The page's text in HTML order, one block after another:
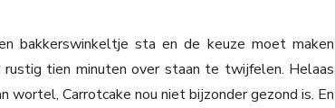
bakkerswinkeltje sta en de keuze moet maken
rustig tien minuten over staan te twijfelen. Helaas
Carrotcake nou niet bijzonder gezond is. En